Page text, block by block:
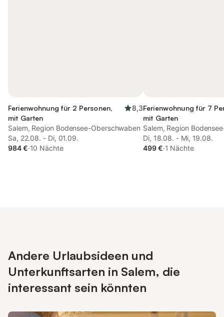
Ferienwohnung für 2 Personen,
mit Garten
8,3
Salem, Region Bodensee-Oberschwaben
Sa, 22.08. - Di, 01.09.
984 €·10 Nächte
Ferienwohnung für 7
mit Garten
Salem, Region
Di, 18.08. - Mi, 19.08.
499 €·1 Nächte
Andere Urlaubsideen und
Unterkunftsarten in Salem, die
interessant sein könnten